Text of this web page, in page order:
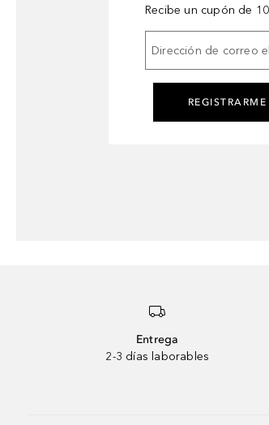
Recibe un cupón de
Dirección de correo
REGISTRARME
Entrega
2-3 días laborables